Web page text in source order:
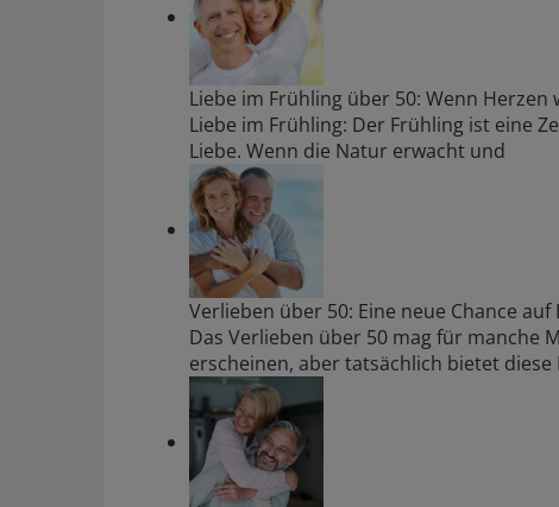
Liebe im Frühling über 50: Wenn Herzen
Liebe im Frühling: Der Frühling ist eine
Liebe. Wenn die Natur erwacht und
Verlieben über 50: Eine neue Chance auf
Das Verlieben über 50 mag für manche
erscheinen, aber tatsächlich bietet